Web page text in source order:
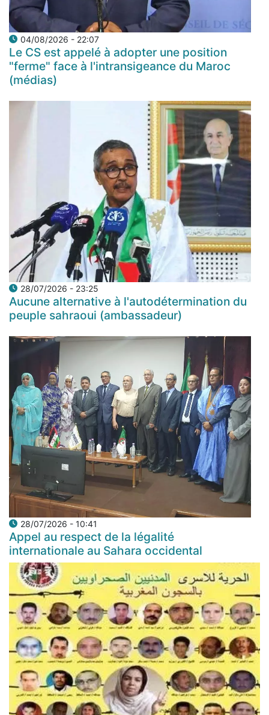
04/08/2026 - 22:07
Le CS est appelé à adopter une position
"ferme" face à l'intransigeance du Maroc
(médias)
28/07/2026 - 23:25
Aucune alternative à l'autodétermination du
peuple sahraoui (ambassadeur)
28/07/2026 - 10:41
Appel au respect de la légalité
internationale au Sahara occidental